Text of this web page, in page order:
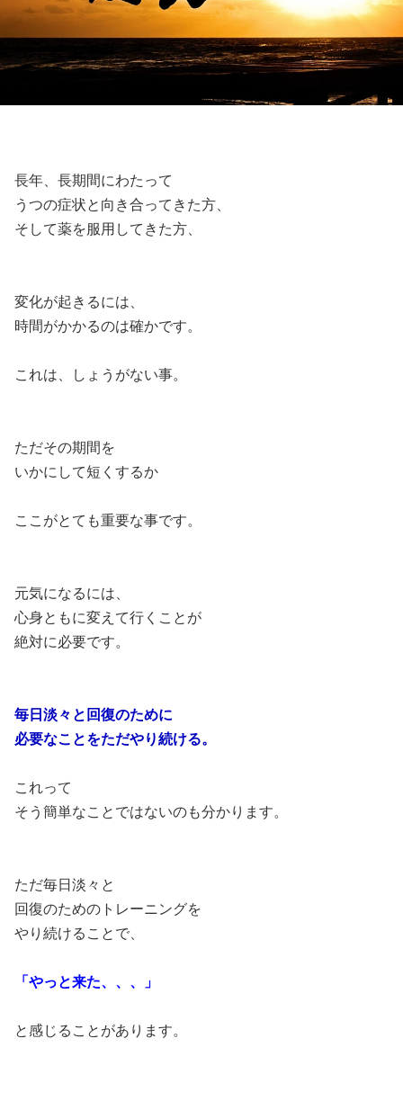
長年、長期間にわたって
うつの症状と向き合ってきた方、
そして薬を服用してきた方、
変化が起きるには、
時間がかかるのは確かです。
これは、しょうがない事。
ただその期間を
いかにして短くするか
ここがとても重要な事です。
元気になるには、
心身ともに変えて行くことが
絶対に必要です。
毎日淡々と回復のために
必要なことをただやり続ける。
これって
そう簡単なことではないのも分かります。
ただ毎日淡々と
回復のためのトレーニングを
やり続けることで、
「やっと来た、、、」
と感じることがあります。